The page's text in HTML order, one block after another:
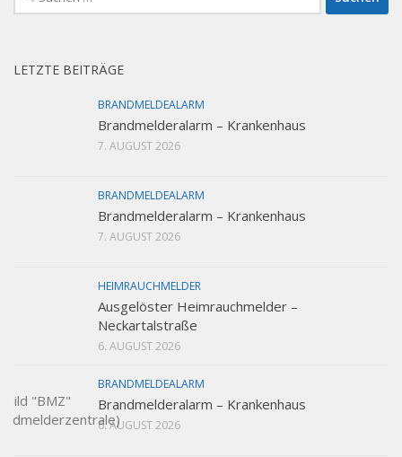
nach:
LETZTE BEITRÄGE
BRANDMELDEALARM
Brandmelderalarm – Krankenhaus
7. AUGUST 2026
BRANDMELDEALARM
Brandmelderalarm – Krankenhaus
7. AUGUST 2026
HEIMRAUCHMELDER
Ausgelöster Heimrauchmelder –
Neckartalstraße
6. AUGUST 2026
BRANDMELDEALARM
Brandmelderalarm – Krankenhaus
6. AUGUST 2026